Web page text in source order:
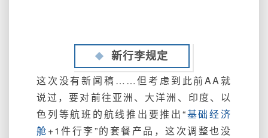
新行李规定
这次没有新闻稿……但考虑到此前AA就
说过，要对前往亚洲、大洋洲、印度、以
色列等航班的航线推出要推出“基础经济
舱+1件行李”的套餐产品，这次调整也没